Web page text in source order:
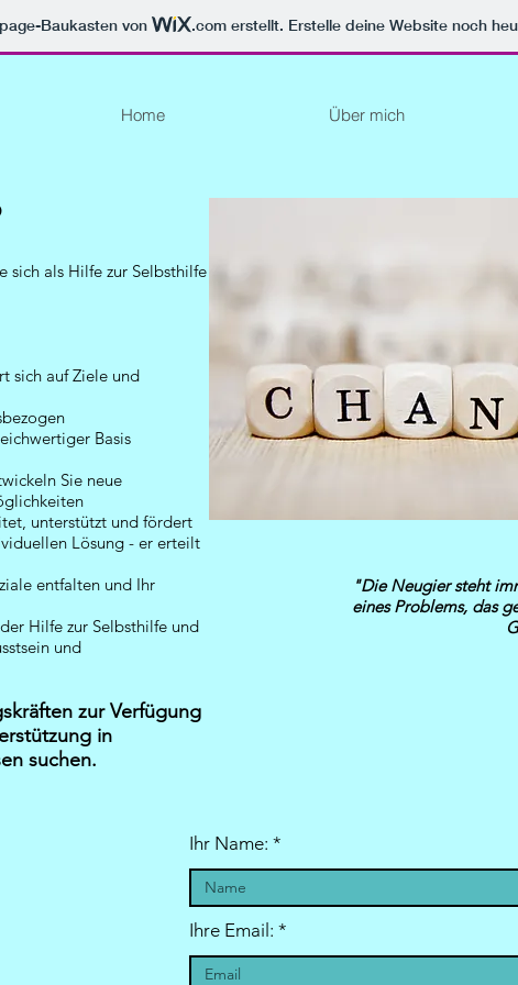
Baukasten von .com erstellt. Erstelle deine Website noch
Home Über mich
sich als Hilfe zur Selbsthilfe
sich auf Ziele und
Basis
Sie neue
unterstützt und fördert
Lösung - er erteilt
entfalten und Ihr
Hilfe zur Selbsthilfe und
und
zur Verfügung
in
suchen.
"Die Neugier steht
eines Problems, das
Galileo
Ihr Name:
Ihre Email: